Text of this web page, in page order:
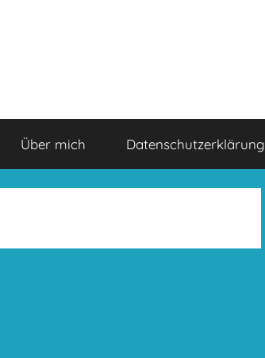
Über mich Datenschutzerklärung